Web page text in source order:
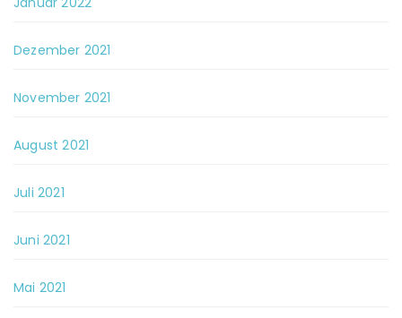
Dezember 2021
November 2021
August 2021
Juli 2021
Juni 2021
Mai 2021